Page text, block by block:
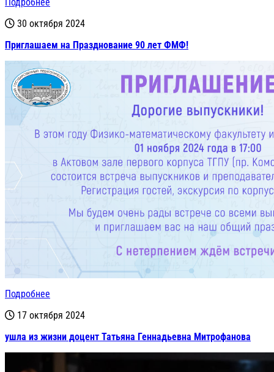
30 октября 2024
Приглашаем на Празднование 90 лет ФМФ!
Подробнее
17 октября 2024
ушла из жизни доцент Татьяна Геннадьевна Митрофанова